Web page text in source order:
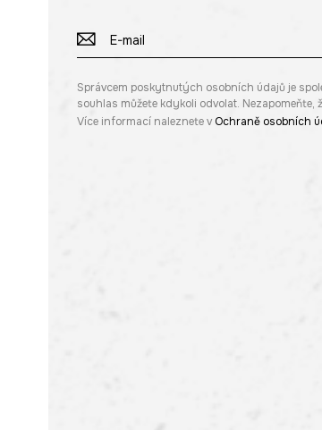
Správcem poskytnutých osobních údajů je
souhlas můžete kdykoli odvolat. Nezapomeňte,
Více informací naleznete v Ochraně osobních